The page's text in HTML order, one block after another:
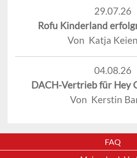
29.07.26
Rofu Kinderland
Von Katja
04.08.26
DACH-Vertrieb für Hey
Von Kerstin
FAQ